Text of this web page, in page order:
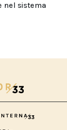
nel sistema